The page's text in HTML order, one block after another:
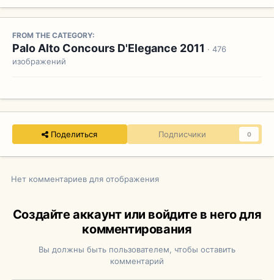
FROM THE CATEGORY:
Palo Alto Concours D'Elegance 2011 · 476
изображений
Поделиться Подписчики 0
Нет комментариев для отображения
Создайте аккаунт или войдите в него для
комментирования
Вы должны быть пользователем, чтобы оставить
комментарий